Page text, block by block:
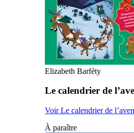
Elizabeth Barféty
Le calendrier de
Voir Le calendrier de
À paraître